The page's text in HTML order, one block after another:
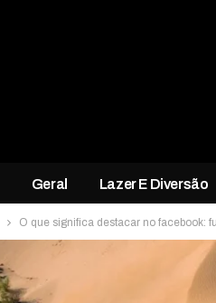
Geral Lazer E Diversão
O que significa destacar no facebook: